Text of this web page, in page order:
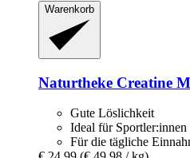
Warenkorb
Naturtheke Creatine
Gute Löslichkeit
Ideal für Sportler:innen
Für die tägliche